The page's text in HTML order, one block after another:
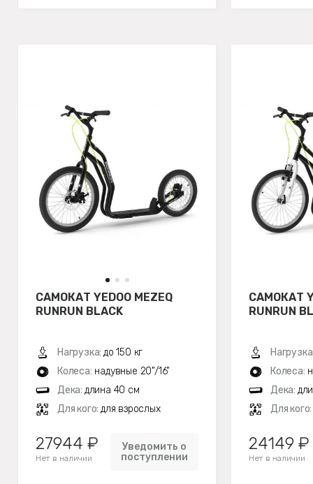
САМОКАТ YEDOO MEZEQ
RUNRUN BLACK
Нагрузка: до 150 кг
Колеса: надувные 20"/16"
Дека: длина 40 см
Для кого: для взрослых
27944 ₽
Нет в наличии
Уведомить о
поступлении
САМОКАТ
RUNRUN
Колеса:
Дека:
Для кого:
24149 ₽
Нет в наличии